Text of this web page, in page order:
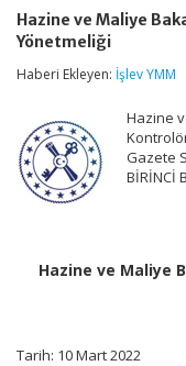
Maliye
Bakanlığı
Kontrolörlüğü
Hazine ve Maliye
Yönetmeliği
Haberi Ekleyen: İşlev YMM
Hazine
Gazete
BİRİNCİ
Hazine ve Maliye
Tarih: 10 Mart 2022